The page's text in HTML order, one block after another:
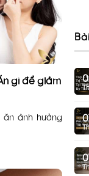
gì để giảm
ăn ảnh hưởng